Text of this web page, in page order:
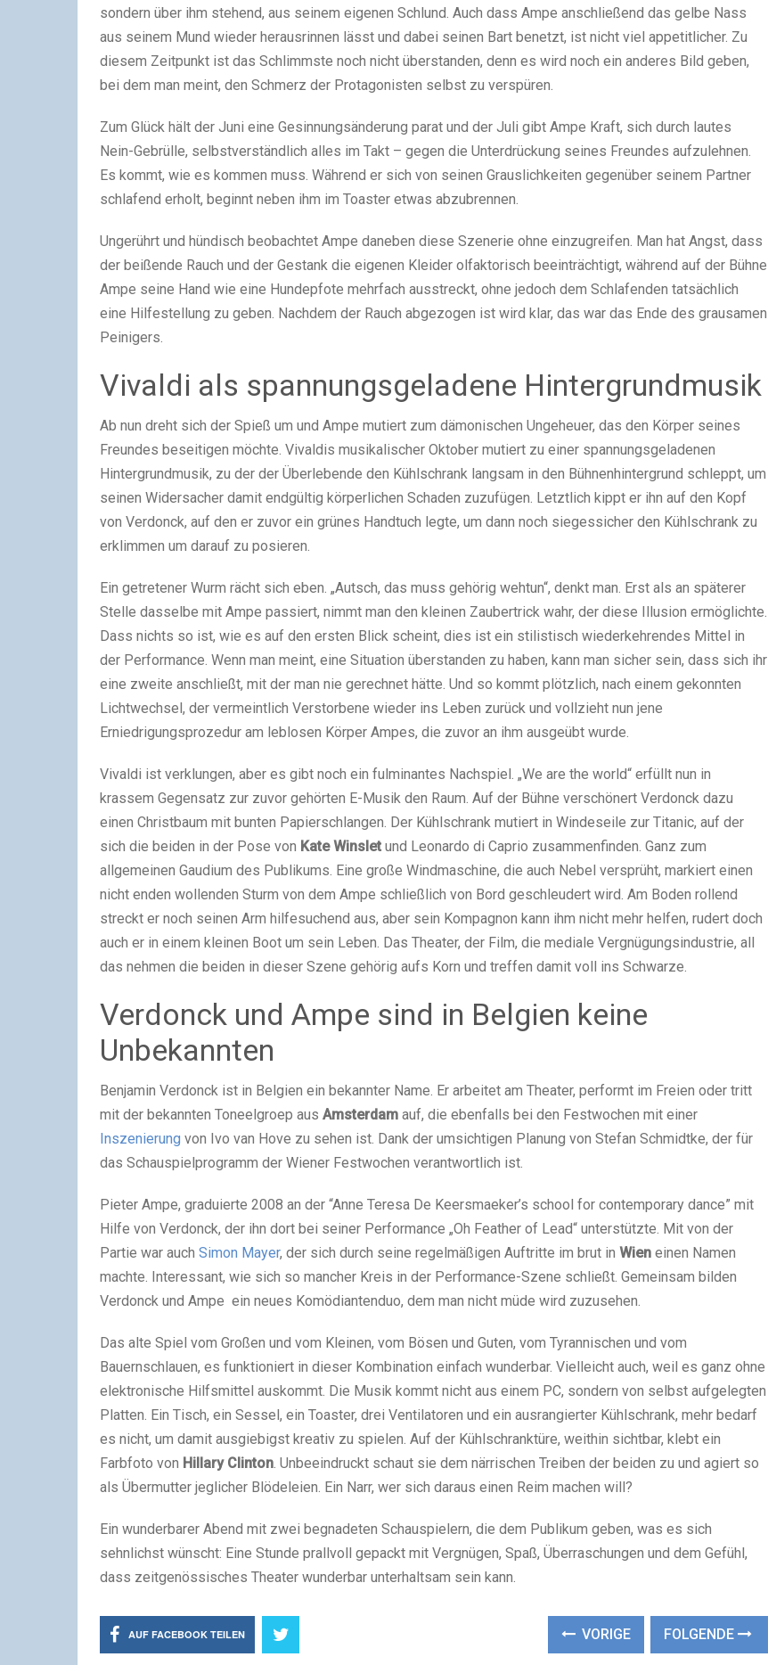
sondern über ihm stehend, aus seinem eigenen Schlund. Auch dass Ampe anschließend das gelbe Nass
aus seinem Mund wieder herausrinnen lässt und dabei seinen Bart benetzt, ist nicht viel appetitlicher. Zu
diesem Zeitpunkt ist das Schlimmste noch nicht überstanden, denn es wird noch ein anderes Bild geben,
bei dem man meint, den Schmerz der Protagonisten selbst zu verspüren.
Zum Glück hält der Juni eine Gesinnungsänderung parat und der Juli gibt Ampe Kraft, sich durch lautes
Nein-Gebrülle, selbstverständlich alles im Takt – gegen die Unterdrückung seines Freundes aufzulehnen.
Es kommt, wie es kommen muss. Während er sich von seinen Grauslichkeiten gegenüber seinem Partner
schlafend erholt, beginnt neben ihm im Toaster etwas abzubrennen.
Ungerührt und hündisch beobachtet Ampe daneben diese Szenerie ohne einzugreifen. Man hat Angst, dass
der beißende Rauch und der Gestank die eigenen Kleider olfaktorisch beeinträchtigt, während auf der Bühne
Ampe seine Hand wie eine Hundepfote mehrfach ausstreckt, ohne jedoch dem Schlafenden tatsächlich
eine Hilfestellung zu geben. Nachdem der Rauch abgezogen ist wird klar, das war das Ende des grausamen
Peinigers.
Vivaldi als spannungsgeladene Hintergrundmusik
Ab nun dreht sich der Spieß um und Ampe mutiert zum dämonischen Ungeheuer, das den Körper seines
Freundes beseitigen möchte. Vivaldis musikalischer Oktober mutiert zu einer spannungsgeladenen
Hintergrundmusik, zu der der Überlebende den Kühlschrank langsam in den Bühnenhintergrund schleppt, um
seinen Widersacher damit endgültig körperlichen Schaden zuzufügen. Letztlich kippt er ihn auf den Kopf
von Verdonck, auf den er zuvor ein grünes Handtuch legte, um dann noch siegessicher den Kühlschrank zu
erklimmen um darauf zu posieren.
Ein getretener Wurm rächt sich eben. „Autsch, das muss gehörig wehtun“, denkt man. Erst als an späterer
Stelle dasselbe mit Ampe passiert, nimmt man den kleinen Zaubertrick wahr, der diese Illusion ermöglichte.
Dass nichts so ist, wie es auf den ersten Blick scheint, dies ist ein stilistisch wiederkehrendes Mittel in
der Performance. Wenn man meint, eine Situation überstanden zu haben, kann man sicher sein, dass sich ihr
eine zweite anschließt, mit der man nie gerechnet hätte. Und so kommt plötzlich, nach einem gekonnten
Lichtwechsel, der vermeintlich Verstorbene wieder ins Leben zurück und vollzieht nun jene
Erniedrigungsprozedur am leblosen Körper Ampes, die zuvor an ihm ausgeübt wurde.
Vivaldi ist verklungen, aber es gibt noch ein fulminantes Nachspiel. „We are the world“ erfüllt nun in
krassem Gegensatz zur zuvor gehörten E-Musik den Raum. Auf der Bühne verschönert Verdonck dazu
einen Christbaum mit bunten Papierschlangen. Der Kühlschrank mutiert in Windeseile zur Titanic, auf der
sich die beiden in der Pose von Kate Winslet und Leonardo di Caprio zusammenfinden. Ganz zum
allgemeinen Gaudium des Publikums. Eine große Windmaschine, die auch Nebel versprüht, markiert einen
nicht enden wollenden Sturm von dem Ampe schließlich von Bord geschleudert wird. Am Boden rollend
streckt er noch seinen Arm hilfesuchend aus, aber sein Kompagnon kann ihm nicht mehr helfen, rudert doch
auch er in einem kleinen Boot um sein Leben. Das Theater, der Film, die mediale Vergnügungsindustrie, all
das nehmen die beiden in dieser Szene gehörig aufs Korn und treffen damit voll ins Schwarze.
Verdonck und Ampe sind in Belgien keine
Unbekannten
Benjamin Verdonck ist in Belgien ein bekannter Name. Er arbeitet am Theater, performt im Freien oder tritt
mit der bekannten Toneelgroep aus Amsterdam auf, die ebenfalls bei den Festwochen mit einer
Inszenierung von Ivo van Hove zu sehen ist. Dank der umsichtigen Planung von Stefan Schmidtke, der für
das Schauspielprogramm der Wiener Festwochen verantwortlich ist.
Pieter Ampe, graduierte 2008 an der “Anne Teresa De Keersmaeker’s school for contemporary dance” mit
Hilfe von Verdonck, der ihn dort bei seiner Performance „Oh Feather of Lead“ unterstützte. Mit von der
Partie war auch Simon Mayer, der sich durch seine regelmäßigen Auftritte im brut in Wien einen Namen
machte. Interessant, wie sich so mancher Kreis in der Performance-Szene schließt. Gemeinsam bilden
Verdonck und Ampe ein neues Komödiantenduo, dem man nicht müde wird zuzusehen.
Das alte Spiel vom Großen und vom Kleinen, vom Bösen und Guten, vom Tyrannischen und vom
Bauernschlauen, es funktioniert in dieser Kombination einfach wunderbar. Vielleicht auch, weil es ganz ohne
elektronische Hilfsmittel auskommt. Die Musik kommt nicht aus einem PC, sondern von selbst aufgelegten
Platten. Ein Tisch, ein Sessel, ein Toaster, drei Ventilatoren und ein ausrangierter Kühlschrank, mehr bedarf
es nicht, um damit ausgiebigst kreativ zu spielen. Auf der Kühlschranktüre, weithin sichtbar, klebt ein
Farbfoto von Hillary Clinton. Unbeeindruckt schaut sie dem närrischen Treiben der beiden zu und agiert so
als Übermutter jeglicher Blödeleien. Ein Narr, wer sich daraus einen Reim machen will?
Ein wunderbarer Abend mit zwei begnadeten Schauspielern, die dem Publikum geben, was es sich
sehnlichst wünscht: Eine Stunde prallvoll gepackt mit Vergnügen, Spaß, Überraschungen und dem Gefühl,
dass zeitgenössisches Theater wunderbar unterhaltsam sein kann.
AUF FACEBOOK TEILEN VORIGE FOLGENDE